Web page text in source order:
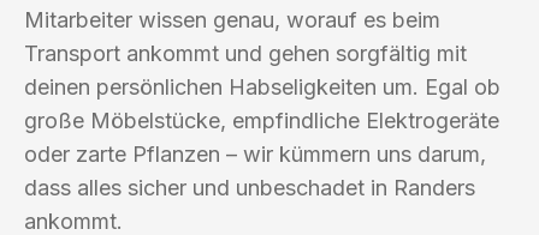
Mitarbeiter wissen genau, worauf es beim
Transport ankommt und gehen sorgfältig mit
deinen persönlichen Habseligkeiten um. Egal ob
große Möbelstücke, empfindliche Elektrogeräte
oder zarte Pflanzen – wir kümmern uns darum,
dass alles sicher und unbeschadet in Randers
ankommt.